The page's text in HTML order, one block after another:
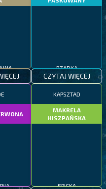
CZYTAJ WIĘCEJ
KAPSZTAD
MAKRELA
HISZPAŃSKA